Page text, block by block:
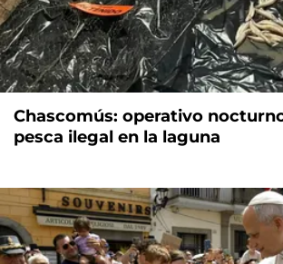
Chascomús: operativo
pesca ilegal en la laguna